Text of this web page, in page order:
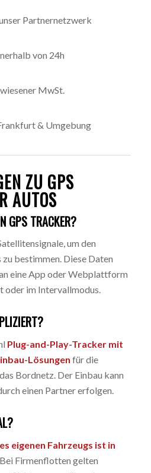
Partnernetzwerk
von 24h
MwSt.
& Umgebung
ZU GPS
AUTOS
GPS TRACKER?
um den
bestimmen. Diese Daten
eine App oder Webplattform
oder im Intervallmodus.
Plug-and-Play-Tracker mit
Lösungen für die
Bordnetz. Der Einbau kann
einen Partner erfolgen.
eigenen Fahrzeugs ist in
. Bei Firmenflotten gelten